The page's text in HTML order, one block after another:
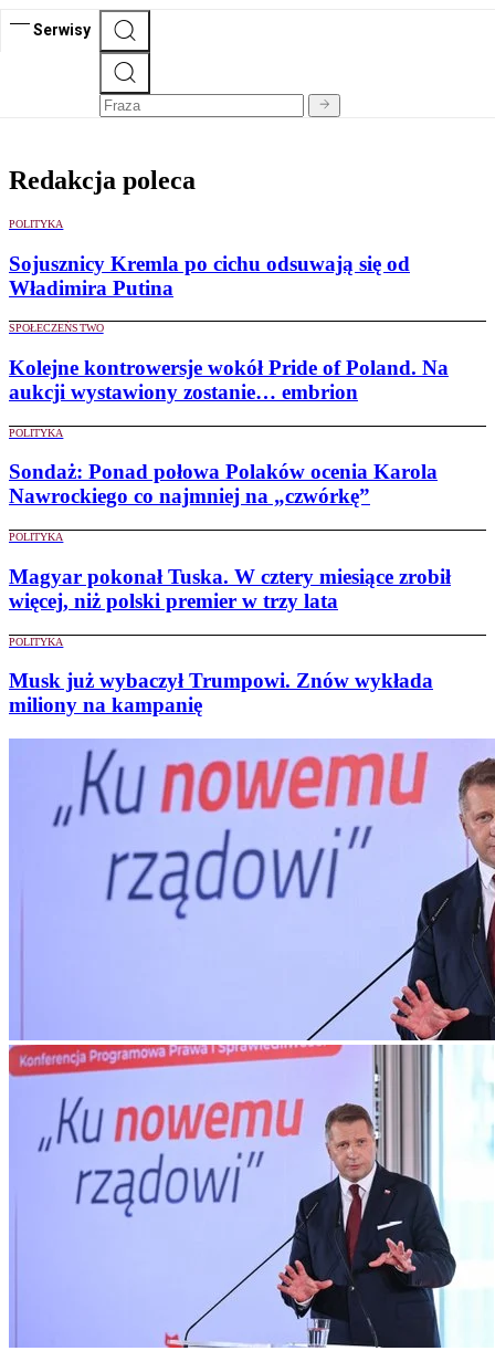
Serwisy
Redakcja poleca
POLITYKA
Sojusznicy Kremla po cichu odsuwają się od
Władimira Putina
SPOŁECZEŃSTWO
Kolejne kontrowersje wokół Pride of Poland. Na
aukcji wystawiony zostanie… embrion
POLITYKA
Sondaż: Ponad połowa Polaków ocenia Karola
Nawrockiego co najmniej na „czwórkę”
POLITYKA
Magyar pokonał Tuska. W cztery miesiące zrobił
więcej, niż polski premier w trzy lata
POLITYKA
Musk już wybaczył Trumpowi. Znów wykłada
miliony na kampanię